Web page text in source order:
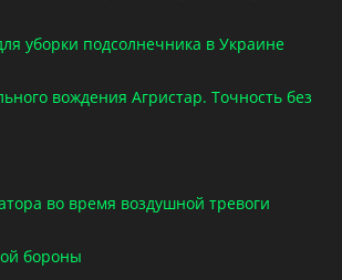
уборки подсолнечника в Украине
вождения Агристар. Точность без
во время воздушной тревоги
бороны